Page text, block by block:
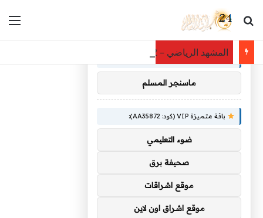
بحث عن
المشهد الرياضي – 72 ألف مهاجر يُهددون كأس العالم 2030.. هل يُقصى المغرب من التنظيم؟
توصيات :
باقة متميزة VIP (كود: AA26790):
ماسنجر المسلم
باقة متميزة VIP (كود: AA35872):
ضوء التعليمي
صحيفة برق
موقع اشراقات
موقع اشراق اون لاين